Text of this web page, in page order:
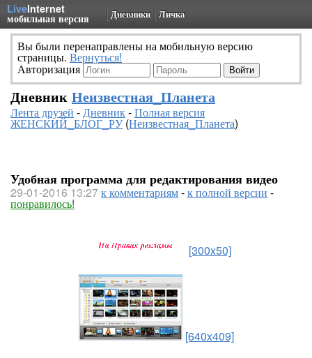
LiveInternet
мобильная версия Дневники Личка
Вы были перенаправлены на мобильную версию
страницы. Вернуться!
Авторизация
Дневник Неизвестная_Планета
Лента друзей -Дневник-Полная версия
ЖЕНСКИЙ_БЛОГ_РУ(Неизвестная_Планета)
Удобная программа для редактирования видео
29-01-2016 13:27к комментариям-к полной версии -
понравилось!
[300x50]
[640x409]